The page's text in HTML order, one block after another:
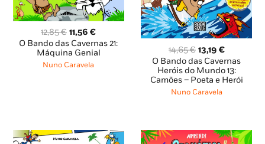
12,85€ O
preço
original
era:
11,56€O
preço
atual
O Bando das Cavernas 21:
Máquina Genial
Nuno Caravela
14,65€ O
preço
original
era:
14,65 €.
13,19 €O
preço
atual
é:
O Bando das Cavernas
Heróis do Mundo 13:
Camões – Poeta e Herói
Nuno Caravela